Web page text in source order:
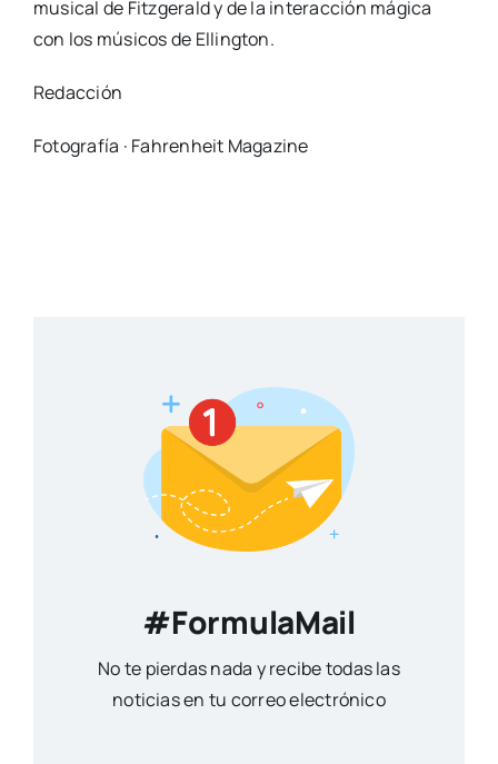
musical de Fitzgerald y de la interacción mágica
con los músicos de Ellington.
Redacción
Fotografía · Fahrenheit Magazine
#FormulaMail
No te pierdas nada y recibe todas las
noticias en tu correo electrónico